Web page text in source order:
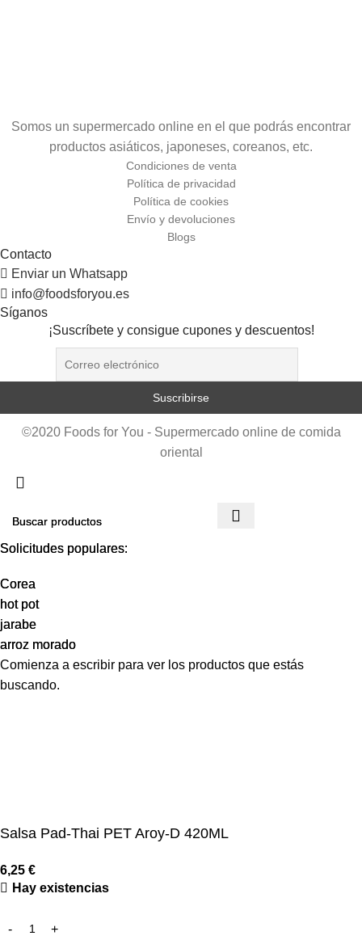
Somos un supermercado online en el que podrás encontrar
productos asiáticos, japoneses, coreanos, etc.
Condiciones de venta
Política de privacidad
Política de cookies
Envío y devoluciones
Blogs
Contacto
Enviar un Whatsapp
info@foodsforyou.es
Síganos
¡Suscríbete y consigue cupones y descuentos!
©2020 Foods for You - Supermercado online de comida
oriental
Solicitudes populares:
Corea
hot pot
jarabe
arroz morado
Solicitudes populares:
Corea
hot pot
jarabe
arroz morado
Comienza a escribir para ver los productos que estás
buscando.
Salsa Pad-Thai PET Aroy-D 420ML
6,25 €
Hay existencias